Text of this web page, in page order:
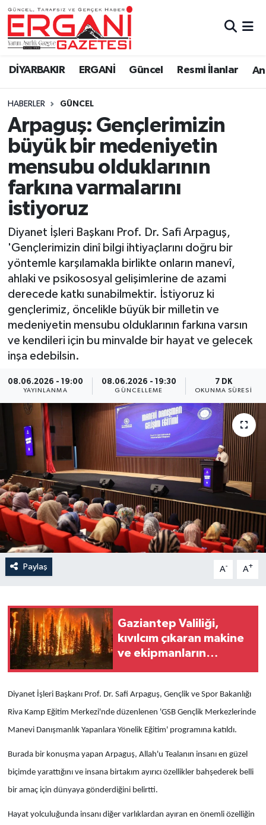
DİYARBAKIR ERGANİ Güncel Resmi İlanlar
HABERLER GÜNCEL
Arpaguş: Gençlerimizin
büyük bir medeniyetin
mensubu olduklarının
farkına varmalarını
istiyoruz
Diyanet İşleri Başkanı Prof. Dr. Safi Arpaguş,
'Gençlerimizin dinî bilgi ihtiyaçlarını doğru bir
yöntemle karşılamakla birlikte onların manevî,
ahlaki ve psikososyal gelişimlerine de azami
derecede katkı sunabilmektir. İstiyoruz ki
gençlerimiz, öncelikle büyük bir milletin ve
medeniyetin mensubu olduklarının farkına varsın
ve kendileri için bu minvalde bir hayat ve gelecek
inşa edebilsin.
08.06.2026 - 19:00
YAYINLANMA
08.06.2026 - 19:30
GÜNCELLEME
7 DK
OKUNMA SÜRESI
Paylaş A- A+
Gaziantep Valiliği,
kıvılcım çıkaran makine
ve ekipmanların
Diyanet İşleri Başkanı Prof. Dr. Safi Arpaguş, Gençlik ve Spor Bakanlığı
Riva Kamp Eğitim Merkezi'nde düzenlenen 'GSB Gençlik Merkezlerinde
Manevi Danışmanlık Yapanlara Yönelik Eğitim' programına katıldı.
Burada bir konuşma yapan Arpaguş, Allah'u Tealanın insanı en güzel
biçimde yarattığını ve insana birtakım ayırıcı özellikler bahşederek belli
bir amaç için dünyaya gönderdiğini belirtti.
Hayat yolculuğunda insanı diğer varlıklardan ayıran en önemli özelliğin
DİYARBAKIR
BİSMİL
BAĞLAR
ERGANİ
Güncel
Eği̇ti̇m
Resmi İlanlar
Sağlık
Si̇yaset
Spor
Yaşam
Bi̇li̇m & Teknoloji̇
Dünya
Eği̇ti̇m
Ergani Nöbetçi Eczaneler
Ergani Hava Durumu
Ergani Trafik Yoğunluk Haritası
Süper Lig Puan Durumu ve Fikstür
Tüm Manşetler
Son Dakika Haberleri
Haber Arşivi